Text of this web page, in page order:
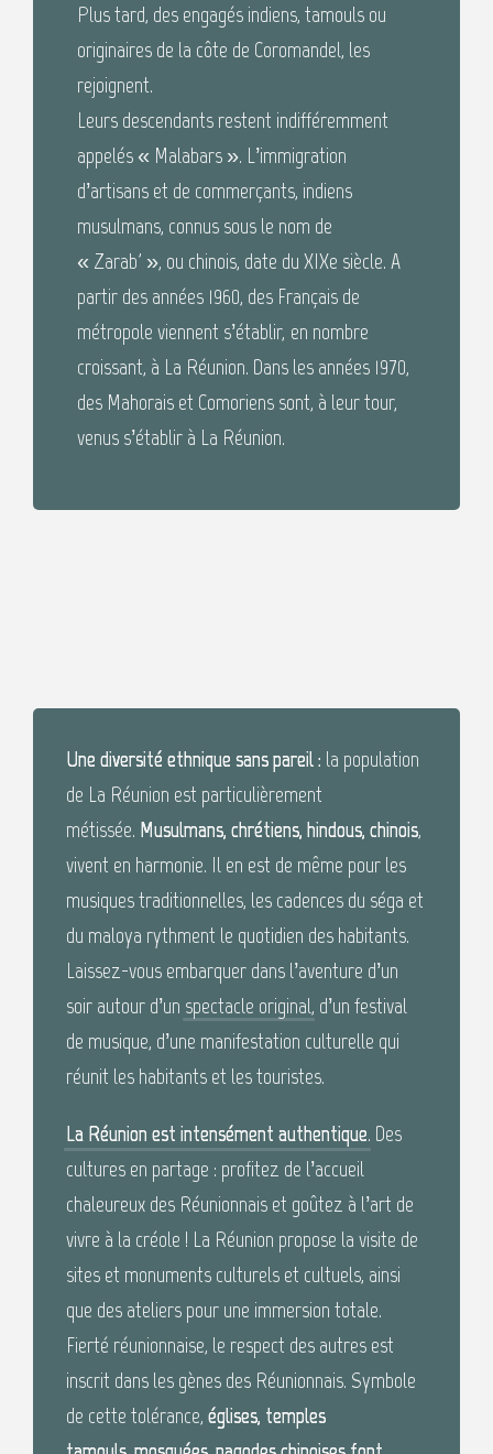
Plus tard, des engagés indiens, tamouls ou
originaires de la côte de Coromandel, les
rejoignent.
Leurs descendants restent indifféremment
appelés « Malabars ». L’immigration
d’artisans et de commerçants, indiens
musulmans, connus sous le nom de
« Zarab' », ou chinois, date du XIXe siècle. A
partir des années 1960, des Français de
métropole viennent s’établir, en nombre
croissant, à La Réunion. Dans les années 1970,
des Mahorais et Comoriens sont, à leur tour,
venus s’établir à La Réunion.
Une diversité ethnique sans pareil : la population
de La Réunion est particulièrement
métissée. Musulmans, chrétiens, hindous, chinois,
vivent en harmonie. Il en est de même pour les
musiques traditionnelles, les cadences du séga et
du maloya rythment le quotidien des habitants.
Laissez-vous embarquer dans l’aventure d’un
soir autour d’un spectacle original, d’un festival
de musique, d’une manifestation culturelle qui
réunit les habitants et les touristes.
La Réunion est intensément authentique. Des
cultures en partage : profitez de l’accueil
chaleureux des Réunionnais et goûtez à l’art de
vivre à la créole ! La Réunion propose la visite de
sites et monuments culturels et cultuels, ainsi
que des ateliers pour une immersion totale.
Fierté réunionnaise, le respect des autres est
inscrit dans les gènes des Réunionnais. Symbole
de cette tolérance, églises, temples